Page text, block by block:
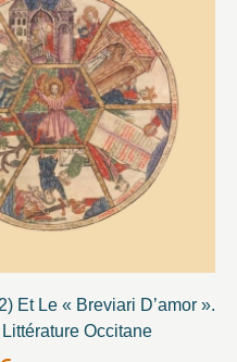
Et Le « Breviari D’amor ».
Occitane